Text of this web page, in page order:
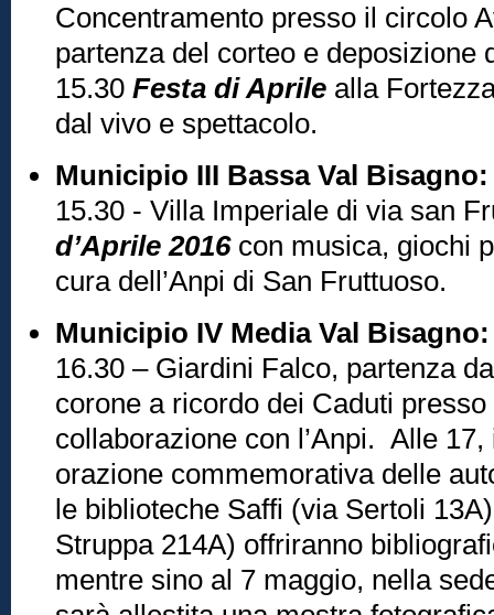
Concentramento presso il circolo
partenza del corteo e deposizione
15.30 Festa di Aprile alla
dal vivo e spettacolo.
Municipio III Bassa Val
15.30 - Villa Imperiale di via san
d’Aprile 2016con musica, giochi
cura dell’Anpi di San Fruttuoso.
Municipio IV Media Val Bisagno:
16.30 – Giardini Falco, partenza
corone a ricordo dei Caduti
collaborazione con l’Anpi. Alle 17,
orazione commemorativa delle
le biblioteche Saffi (via Sertoli
Struppa 214A) offriranno
mentre sino al 7 maggio, nella